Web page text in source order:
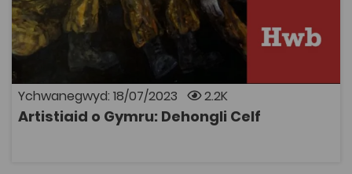
Ychwanegwyd: 18/07/2023 2.2K
Artistiaid o Gymru: Dehongli Celf
celf. Daw'r darnau yma o gasgliad Llyfrgell
Genedlaethol Cymru a daw'r adnodd o wefan Hwb
Llywodraeth Cymru.